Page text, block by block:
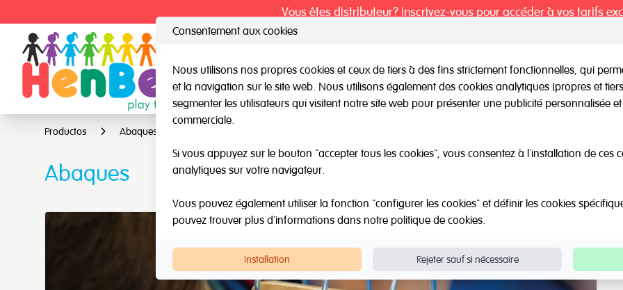
Vous êtes distributeur? Inscrivez-vous pour accéder à vos tarifs
HenBea Nardil / Autres marques Outlet Á propos de Nous
Productos Abaques
Abaques
Consentement aux cookies
Nous utilisons nos propres cookies et ceux de tiers à des fins strictement fonctionnelles, qui
et la navigation sur le site web. Nous utilisons également des cookies analytiques (propres et
segmenter les utilisateurs qui visitent notre site web pour présenter une publicité personnalisée
commerciale.
Si vous appuyez sur le bouton "accepter tous les cookies", vous consentez à l'installation de ces
analytiques sur votre navigateur.
Vous pouvez également utiliser la fonction "configurer les cookies" et définir les cookies
pouvez trouver plus d'informations dans notre politique de cookies.
Installation Rejeter sauf si nécessaire